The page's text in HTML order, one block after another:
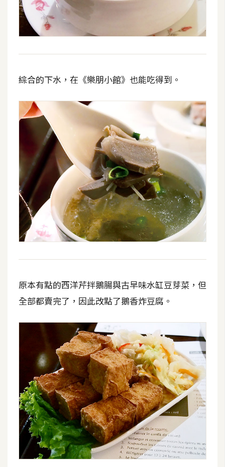
綜合的下水，在《樂朋小館》也能吃得到。
原本有點的西洋芹拌鵝腸與古早味水缸豆芽菜，但
全部都賣完了，因此改點了鵝香炸豆腐。